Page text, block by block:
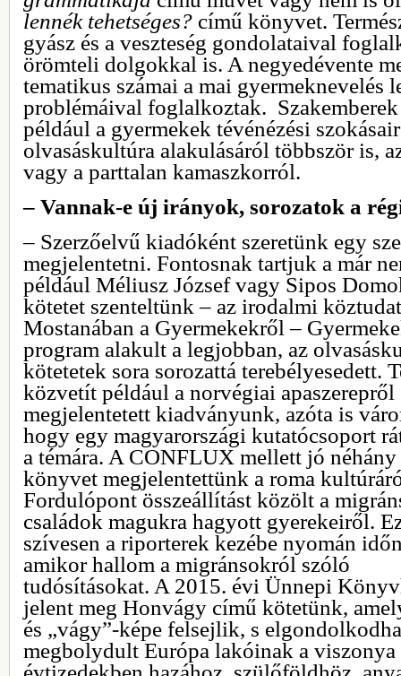
lennék tehetséges? című könyvet.
gyász és a veszteség gondolataival
örömteli dolgokkal is. A negyedévente
tematikus számai a mai gyermeknevelés
problémáival foglalkoztak.
például a gyermekek tévénézési
olvasáskultúra alakulásáról többször is,
vagy a parttalan kamaszkorról.
– Vannak-e új irányok, sorozatok a
– Szerzőelvű kiadóként szeretünk egy
megjelentetni. Fontosnak tartjuk a már
például Méliusz József vagy Sipos
kötetet szenteltünk – az irodalmi
Mostanában a Gyermekekről –
program alakult a legjobban, az
kötetetek sora sorozattá terebélyesedett.
közvetít például a norvégiai apaszerepről
megjelentetett kiadványunk, azóta is
hogy egy magyarországi kutatócsoport
a témára. A CONFLUX mellett jó néhány
könyvet megjelentettünk a roma
Fordulópont összeállítást közölt a
családok magukra hagyott gyerekeiről.
szívesen a riporterek kezébe nyomán
amikor hallom a migránsokról szóló
tudósításokat. A 2015. évi Ünnepi
jelent meg Honvágy című kötetünk,
és „vágy”-képe felsejlik, s
megbolydult Európa lakóinak a viszonya